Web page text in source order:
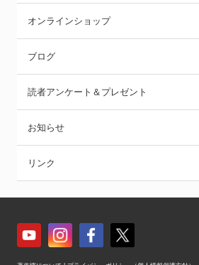
オンラインショップ
ブログ
読者アンケート＆プレゼント
お知らせ
リンク